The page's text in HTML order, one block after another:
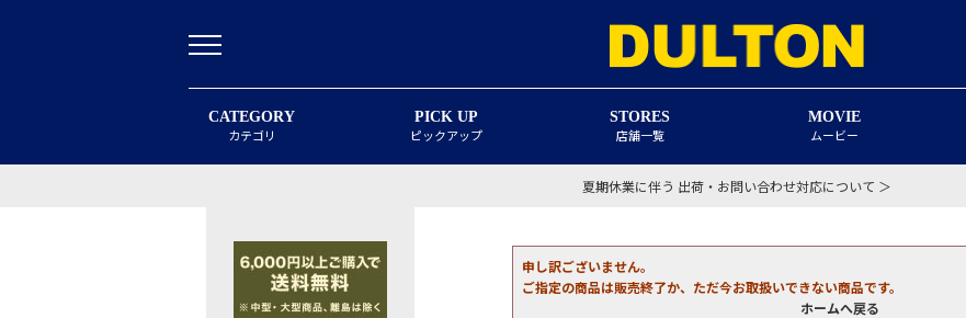
CATEGORY
カテゴリ
PICK UP
ピックアップ
STORES
店舗一覧
MOVIE
ムービー
夏期休業に伴う 出荷・お問い合わせ対応について ＞
申し訳ございません。
ご指定の商品は販売終了か、ただ今お取扱いできない商品です。
ホームへ戻る